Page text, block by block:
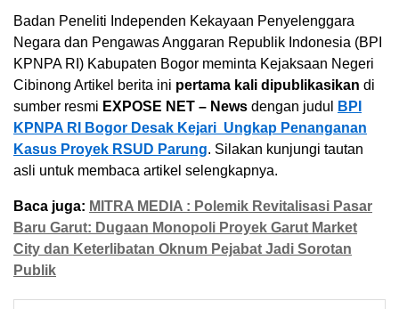
Badan Peneliti Independen Kekayaan Penyelenggara
Negara dan Pengawas Anggaran Republik Indonesia (BPI
KPNPA RI) Kabupaten Bogor meminta Kejaksaan Negeri
Cibinong Artikel berita ini pertama kali dipublikasikan di
sumber resmi EXPOSE NET – News dengan judul
BPI
KPNPA RI Bogor Desak Kejari Ungkap Penanganan
Kasus Proyek RSUD Parung. Silakan kunjungi tautan
asli untuk membaca artikel selengkapnya.
Baca juga: MITRA MEDIA : Polemik Revitalisasi Pasar
Baru Garut: Dugaan Monopoli Proyek Garut Market
City dan Keterlibatan Oknum Pejabat Jadi Sorotan
Publik